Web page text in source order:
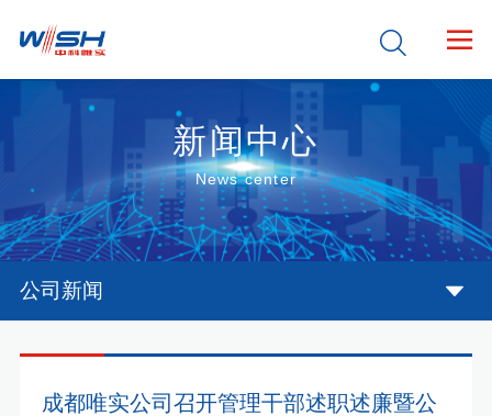
 
新闻中心
News center
公司新闻
成都唯实公司召开管理干部述职述廉暨公